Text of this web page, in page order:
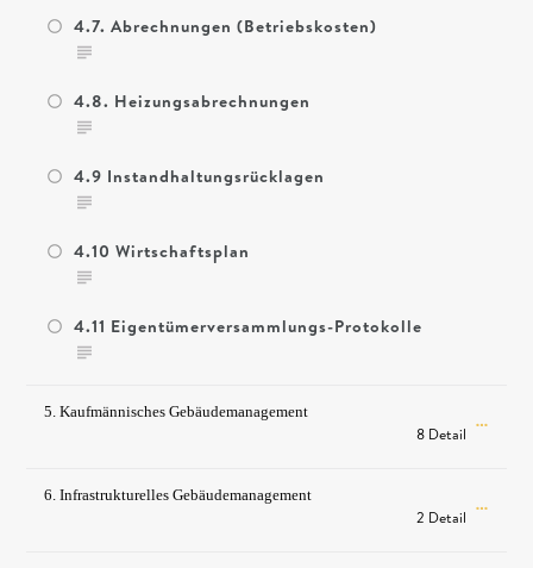
4.7. Abrechnungen (Betriebskosten)
4.8. Heizungsabrechnungen
4.9 Instandhaltungsrücklagen
4.10 Wirtschaftsplan
4.11 Eigentümerversammlungs-Protokolle
5. Kaufmännisches Gebäudemanagement
8 Detail
6. Infrastrukturelles Gebäudemanagement
2 Detail